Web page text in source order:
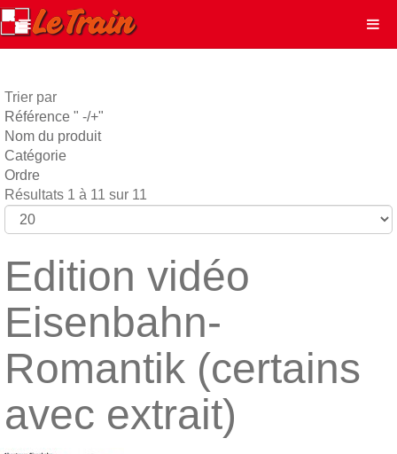
Trier par
Référence " -/+"
Nom du produit
Catégorie
Ordre
Résultats 1 à 11 sur 11
Edition vidéo
Eisenbahn-
Romantik (certains
avec extrait)